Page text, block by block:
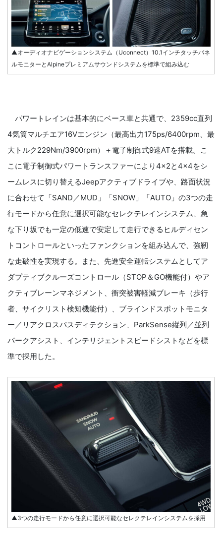
▲オーディオナビゲーションシステム（Uconnect）10.1インチタッチパネ
ルモニターとAlpineプレミアムサウンドシステムを標準で組み込む
パワートレインは基本的にベース車と共通で、2359cc直列
4気筒マルチエア16Vエンジン（最高出力175ps/6400rpm、最
大トルク229Nm/3900rpm）＋電子制御式9速ATを搭載。こ
こに電子制御式パワートランスファーにより4×2と4×4をシ
ームレスに切り替えるJeepアクティブドライブや、路面状況
に合わせて「SAND／MUD」「SNOW」「AUTO」の3つの走
行モードから任意に選択可能なセレクテレインシステム、急
な下り坂でも一定の低速で安定して走行できるヒルディセン
トコントロールといったファンクションを組み込んで、強靭
な走破性を実現する。また、先進安全運転システムとしてア
ダプティブクルーズコントロール（STOP＆GO機能付）やア
クティブレーンマネジメント、衝突被害軽減ブレーキ（歩行
者、サイクリスト検知機能付）、ブラインドスポットモニタ
ー／リアクロスパスディテクション、ParkSense縦列／並列
パークアシスト、インテリジェントスピードシストなどを標
準で採用した。
▲3つの走行モードから任意に選択可能なセレクテレインシステムを採用